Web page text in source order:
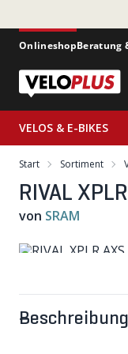
OnlineshopBeratung
VELOS & E-BIKES
Start Sortiment
RIVAL
von SRAM
Beschreibung